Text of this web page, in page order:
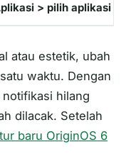
> pilih aplikasi
atau estetik, ubah
waktu. Dengan
hilang
dilacak. Setelah
baru OriginOS 6